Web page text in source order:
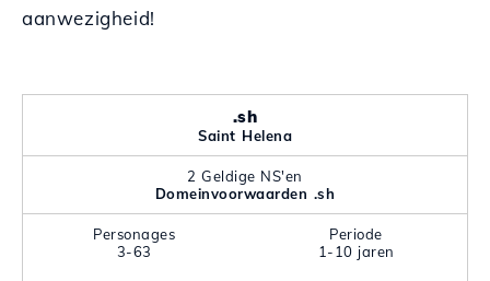
aanwezigheid!
.sh
Saint Helena
2 Geldige NS'en
Domeinvoorwaarden .sh
Personages
3-63
Periode
1-10 jaren